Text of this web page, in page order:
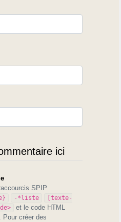
ici
SPIP
-*liste
[texte-
et le code HTML
. Pour créer des